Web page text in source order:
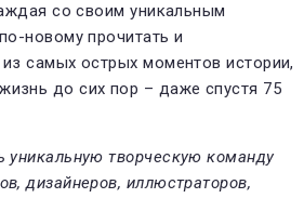
со своим уникальным
новому прочитать и
самых острых моментов истории,
до сих пор – даже спустя 75
уникальную творческую команду
дизайнеров, иллюстраторов,